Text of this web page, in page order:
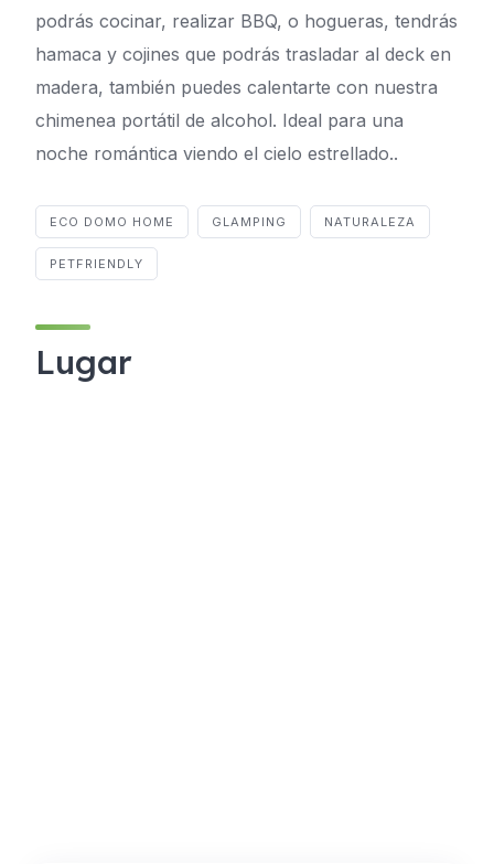
podrás cocinar, realizar BBQ, o hogueras, tendrás
hamaca y cojines que podrás trasladar al deck en
madera, también puedes calentarte con nuestra
chimenea portátil de alcohol. Ideal para una
noche romántica viendo el cielo estrellado..
ECO DOMO HOME GLAMPING NATURALEZA
PETFRIENDLY
Lugar